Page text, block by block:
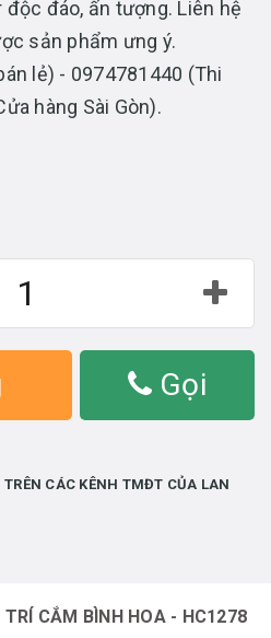
đáo, ấn tượng. Liên hệ
sản phẩm ưng ý.
lẻ) - 0974781440 (Thi
hàng Sài Gòn).
Gọi
CÁC KÊNH TMĐT CỦA LAN
CẮM BÌNH HOA - HC1278